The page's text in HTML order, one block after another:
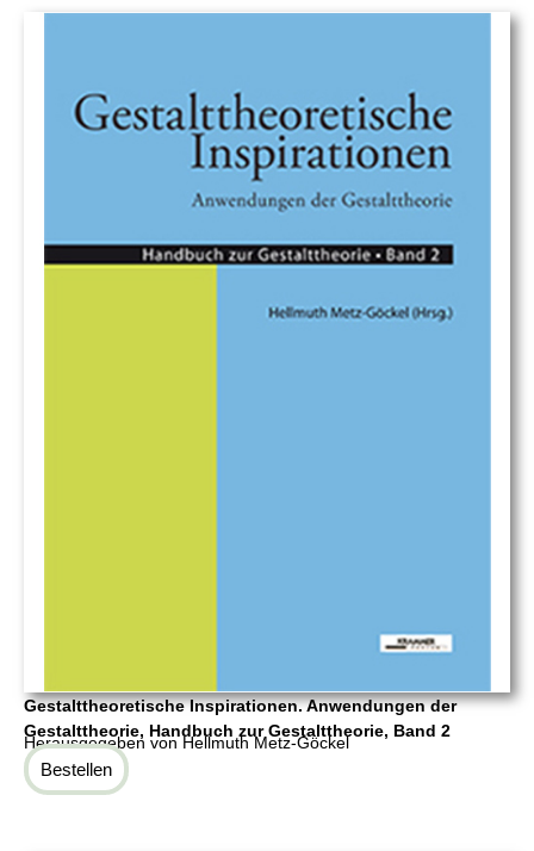
Gestalttheoretische Inspirationen. Anwendungen der
Gestalttheorie, Handbuch zur Gestalttheorie, Band 2
Herausgegeben von Hellmuth Metz-Göckel
Bestellen